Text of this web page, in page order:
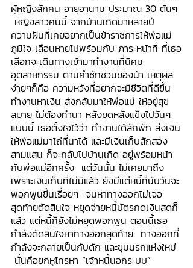
ผู้หญิงสักคน อายุอานาม ประมาณ 30 ต้นๆ
หญิงสาวคนนี้ จากบ้านเกิดมาหลายปี
ความฝันที่เคยอยากเป็นข้าราชการให้พ่อแม่
ภูมิใจ เลือนหายไปพร้อมกับ ภาระหน้าที่ ที่เธอ
เลือกจะเดินทางเข้ามาทำงานที่นิคม
อุตสาหกรรม ตามคำชักชวนของน้า เหตุผล
ง่ายๆก็คือ ความหวังที่อยากจะมีชีวิตที่ดีขึ้น
ทำงานหาเงิน ส่งกลับมาให้พ่อแม่ ให้อยู่สุข
สบาย ไม่ต้องทำนา หลังขดหลังแข็งไปวันๆ
แบบนี้ เธอตั้งใจไว้ว่า ทำงานได้สักพัก ส่งเงิน
ให้พ่อแม่มาไถ่ที่นาได้ และมีเงินเก็บสักสอง
สามแสน ก็จะกลับไปบ้านเกิด อยู่พร้อมหน้า
กับพ่อแม่อีกครั้ง  แต่วันนั้น ไม่เคยมาถึง
เพราะเงินเก็บที่ไม่มีแล้ว ยังมีแต่หนี้ที่นับวันจะ
พอกพูนขึ้นเรื่อยๆ  จนหาทางออกไม่เจอ
สุดท้ายตัดสินใจ หยุดจ่ายหนี้บัตรกดเงินสดก็
แล้ว แต่หนี้ก็ยังไม่หยุดพอกพูน ตอนนี้เธอ
กำลังตัดสินใจหาทางออกสุดท้าย  ทางออกที่
กำลังจะกลายเป็นกับดัก และขุมนรกแห่งใหม่
นั่นคือยกหูโทรหา “เจ้าหนี้นอกระบบ”